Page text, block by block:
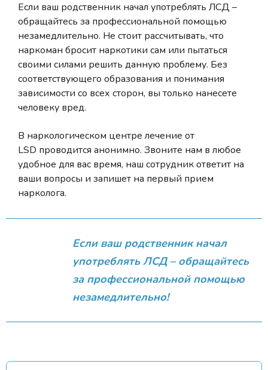
Если ваш родственник начал употреблять ЛСД –
обращайтесь за профессиональной помощью
незамедлительно. Не стоит рассчитывать, что
наркоман бросит наркотики сам или пытаться
своими силами решить данную проблему. Без
соответствующего образования и понимания
зависимости со всех сторон, вы только нанесете
человеку вред.
В наркологическом центре лечение от
LSD проводится анонимно. Звоните нам в любое
удобное для вас время, наш сотрудник ответит на
ваши вопросы и запишет на первый прием
нарколога.
Если ваш родственник начал
употреблять ЛСД – обращайтесь
за профессиональной помощью
незамедлительно!